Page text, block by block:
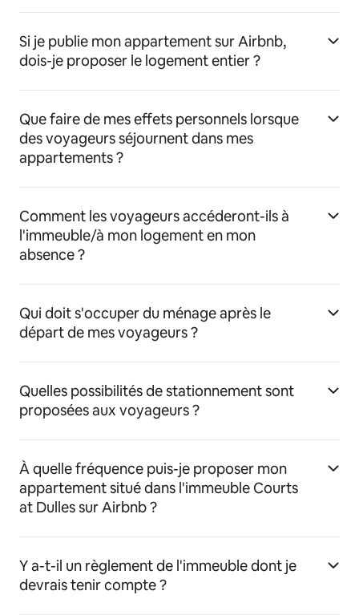
Si je publie mon appartement sur Airbnb,
dois-je proposer le logement entier ?
Que faire de mes effets personnels lorsque
des voyageurs séjournent dans mes
appartements ?
Comment les voyageurs accéderont-ils à
l'immeuble/à mon logement en mon
absence ?
Qui doit s'occuper du ménage après le
départ de mes voyageurs ?
Quelles possibilités de stationnement sont
proposées aux voyageurs ?
À quelle fréquence puis-je proposer mon
appartement situé dans l'immeuble Courts
at Dulles sur Airbnb ?
Y a-t-il un règlement de l'immeuble dont je
devrais tenir compte ?